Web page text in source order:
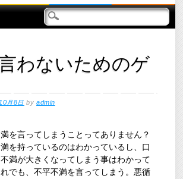
わないためのゲ
月8日 byadmin
を言ってしまうことってありません？
を持っているのはわかっているし、口
満が大きくなってしまう事はわかって
でも、不平不満を言ってしまう。悪循